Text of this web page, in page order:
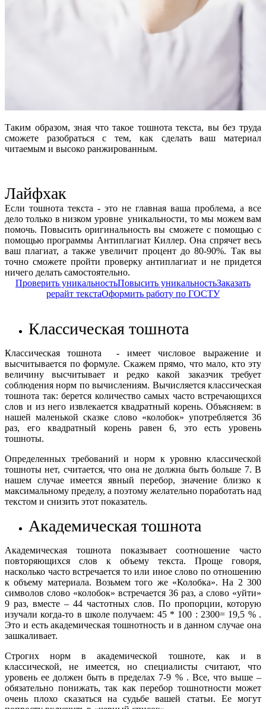
Таким образом, зная что такое тошнота текста, вы без труда
сможете разобраться с тем, как сделать ваш материал
читаемым и высоко ранжированным.
Лайфхак
Если тошнота текста - это не главная ваша проблема, а все
дело только в низком уровне уникальности, то мы можем вам
помочь. Повысить оригинальность вы сможете с помощью с
помощью программы Антиплагиат Киллер. Она спрячет весь
ваш плагиат, а также увеличит процент до 80-90%. Так вы
точно сможете пройти проверку антиплагиат и не придется
ничего делать самостоятельно.
Проверить уникальностьПовысить уникальностьЗаказать
рерайт текстаОформить работу по ГОСТУ
Классическая тошнота
Классическая тошнота - имеет числовое выражение и
высчитывается по формуле. Скажем прямо, что мало, кто эту
величину высчитывает и редко какой заказчик требует
соблюдения норм по вычислениям. Вычисляется классическая
тошнота так: берется количество самых часто встречающихся
слов и из него извлекается квадратный корень. Объясняем: в
нашей маленькой сказке слово «колобок» употребляется 36
раз, его квадратный корень равен 6, это есть уровень
тошноты.
Определенных требований и норм к уровню классической
тошноты нет, считается, что она не должна быть больше 7. В
нашем случае имеется явный перебор, значение близко к
максимальному пределу, а поэтому желательно поработать над
текстом и снизить этот показатель.
Академическая тошнота
Академическая тошнота показывает соотношение часто
повторяющихся слов к объему текста. Проще говоря,
насколько часто встречается то или иное слово по отношению
к объему материала. Возьмем того же «Колобка». На 2 300
символов слово «колобок» встречается 36 раз, а слово «уйти»
9 раз, вместе – 44 частотных слов. По пропорции, которую
изучали когда-то в школе получаем: 45 * 100 : 2300= 19,5 % .
Это и есть академическая тошнотность и в данном случае она
зашкаливает.
Строгих норм в академической тошноте, как и в
классической, не имеется, но специалисты считают, что
уровень ее должен быть в пределах 7-9 % . Все, что выше –
обязательно понижать, так как перебор тошнотности может
очень плохо сказаться на судьбе вашей статьи. Ее могут